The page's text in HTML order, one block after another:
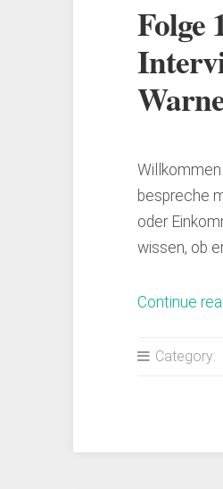
Folge
bespreche
oder
wissen, ob
Continue
Category: